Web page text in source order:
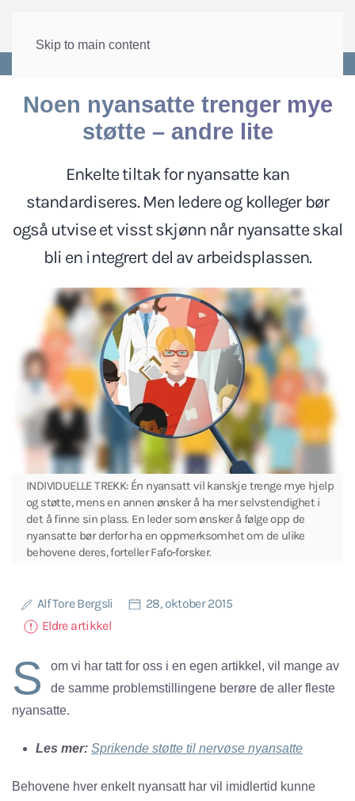
Skip to main content
Noen nyansatte trenger mye
støtte – andre lite
Enkelte tiltak for nyansatte kan
standardiseres. Men ledere og kolleger bør
også utvise et visst skjønn når nyansatte skal
bli en integrert del av arbeidsplassen.
INDIVIDUELLE TREKK: Én nyansatt vil kanskje trenge mye hjelp
og støtte, mens en annen ønsker å ha mer selvstendighet i
det å finne sin plass. En leder som ønsker å følge opp de
nyansatte bør derfor ha en oppmerksomhet om de ulike
behovene deres, forteller Fafo-forsker.
Alf Tore Bergsli
28, oktober 2015
Eldre artikkel
S
om vi har tatt for oss i en egen artikkel, vil mange av
de samme problemstillingene berøre de aller fleste
nyansatte.
Les mer: Sprikende støtte til nervøse nyansatte
Behovene hver enkelt nyansatt har vil imidlertid kunne